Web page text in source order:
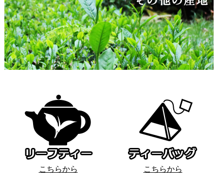
こちらから こちらから